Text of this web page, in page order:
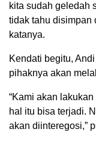
kita sudah geledah
tidak tahu disimpan
katanya.
Kendati begitu,
pihaknya akan
“Kami akan
hal itu bisa terjadi.
akan diinteregosi,”